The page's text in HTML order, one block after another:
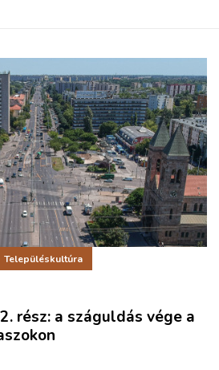
Településkultúra
rész: a száguldás vége a